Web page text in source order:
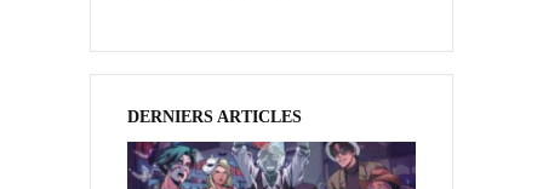
DERNIERS ARTICLES